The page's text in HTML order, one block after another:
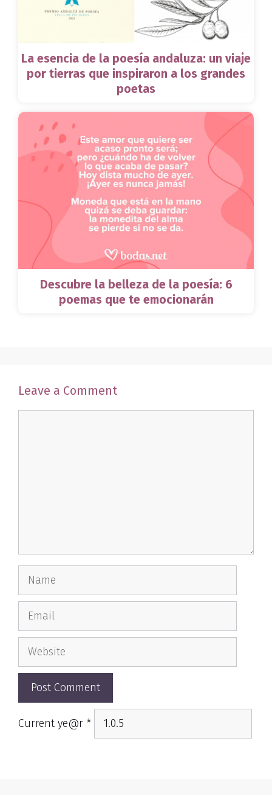
La esencia de la poesía andaluza: un viaje
por tierras que inspiraron a los grandes
poetas
Descubre la belleza de la poesía: 6
poemas que te emocionarán
Leave a Comment
Name
Email
Website
Current ye@r *